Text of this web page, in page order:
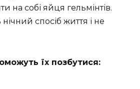
на собі яйця гельмінтів.
спосіб життя і не
їх позбутися: